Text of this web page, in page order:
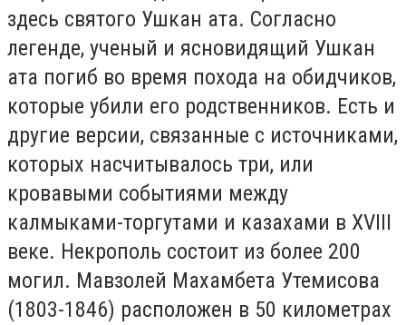
здесь святого Ушкан ата. Согласно
легенде, ученый и ясновидящий Ушкан
ата погиб во время похода на обидчиков,
которые убили его родственников. Есть и
другие версии, связанные с источниками,
которых насчитывалось три, или
кровавыми событиями между
калмыками-торгутами и казахами в XVIII
веке. Некрополь состоит из более 200
могил. Мавзолей Махамбета Утемисова
(1803-1846) расположен в 50 километрах